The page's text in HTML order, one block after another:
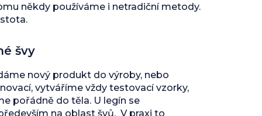
někdy používáme i netradiční metody.
švy
nový produkt do výroby, nebo
vytváříme vždy testovací vzorky,
pořádně do těla. U legín se
na oblast švů. V praxi to